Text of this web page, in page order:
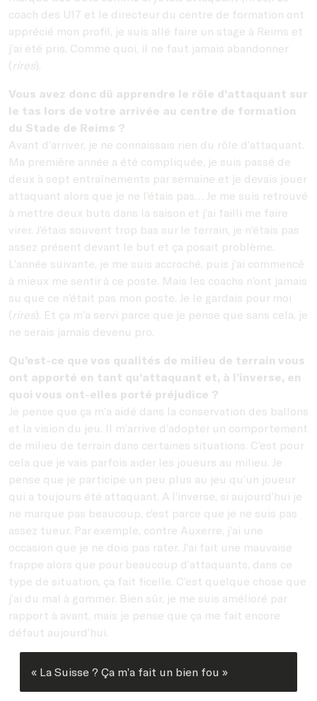
coach des U17 et le directeur du centre de formation ont
apprécié mon profil, je suis allé faire un stage à Reims et
j’ai été pris. Comme quoi, il ne faut jamais abandonner
(rires).
Vous avez donc dû apprendre le rôle d’attaquant sur
le tas lors de votre arrivée au centre de formation
du Stade de Reims ?
Avant d’arriver, je ne connaissais rien du rôle d’attaquant.
Ma première année a été compliquée, je suis passé de
deux à sept entraînements par semaine et je devais jouer
attaquant alors que je ne l’étais pas… Je me suis retrouvé
à mettre deux buts dans la saison et j’ai failli me faire
virer. J’étais souvent trop bas sur le terrain, je n’étais pas
assez présent devant le but et ça posait problème.
L’année suivante, je me suis accroché, puis j’ai commencé
à mieux me sentir à ce poste. Mais les coachs n’ont jamais
su que ce n’était pas mon poste. Je le gardais pour moi
(rires). Et ça m’a servi parce que je pense que sans cela, je
ne serais jamais devenu pro.
Qu’est-ce que vos qualités de milieu de terrain vous
ont apporté en tant qu’attaquant et, à l’inverse, en
quoi vous ont-elles porté préjudice ?
Je pense que ça m’a aidé dans la conservation des ballons
et la vision du jeu. Il m’arrive d’adopter un comportement
de milieu de terrain dans certaines situations. C’est pour
cela que je vais parfois aider les joueurs au milieu. Je
pense que je participe un peu plus au jeu qu’un joueur
qui a toujours été attaquant. A l’inverse, si aujourd’hui je
ne marque pas beaucoup, c’est parce que je ne suis pas
assez tueur. Par exemple, contre Auxerre, j’ai une
occasion que je ne dois pas rater. J’ai fait une mauvaise
frappe alors que pour beaucoup d’attaquants, dans ce
type de situation, ça fait ficelle. C’est quelque chose que
j’ai du mal à gommer. Bien sûr, je me suis amélioré par
rapport à avant, mais je pense que ça me fait encore
défaut aujourd’hui.
« La Suisse ? Ça m’a fait un bien fou »